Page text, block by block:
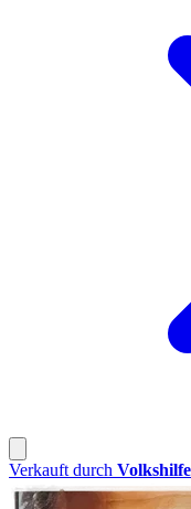
Verkauft durch